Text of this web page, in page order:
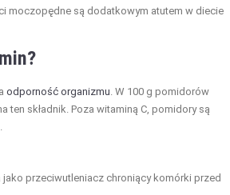
moczopędne są dodatkowym atutem w diecie
odporność organizmu . W 100 g pomidorów
ten składnik. Poza witaminą C, pomidory są
przeciwutleniacz chroniący komórki przed